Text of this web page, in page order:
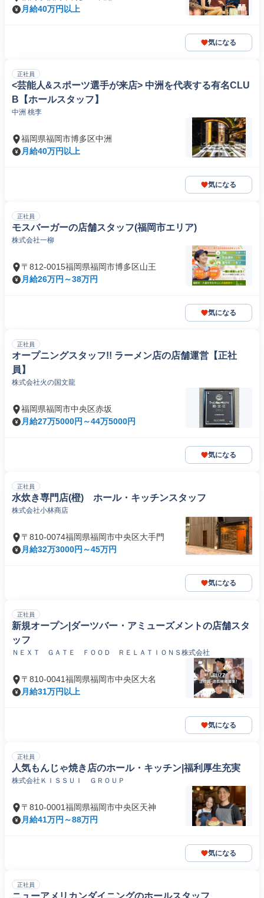
月給40万円以上
気になる
正社員
<芸能人&スポーツ選手が来店> 中洲を代表する有名CLU
B【ホールスタッフ】
中洲 桃李
福岡県福岡市博多区中洲
月給40万円以上
気になる
正社員
モスバーガーの店舗スタッフ(福岡市エリア)
株式会社一柳
〒812-0015福岡県福岡市博多区山王
月給26万円～38万円
気になる
正社員
オープニングスタッフ!! ラーメン店の店舗運営【正社
員】
株式会社火の国文龍
福岡県福岡市中央区赤坂
月給27万5000円～44万5000円
気になる
正社員
水炊き専門店(橙) ホール・キッチンスタッフ
株式会社小林商店
〒810-0074福岡県福岡市中央区大手門
月給32万3000円～45万円
気になる
正社員
新規オープン|ダーツバー・アミューズメントの店舗スタ
ッフ
ＮＥＸＴ ＧＡＴＥ ＦＯＯＤ ＲＥＬＡＴＩＯＮＳ株式会社
〒810-0041福岡県福岡市中央区大名
月給31万円以上
気になる
正社員
人気もんじゃ焼き店のホール・キッチン|福利厚生充実
株式会社ＫＩＳＳＵＩ ＧＲＯＵＰ
〒810-0001福岡県福岡市中央区天神
月給41万円～88万円
気になる
正社員
ニューアメリカンダイニングのホールスタッフ